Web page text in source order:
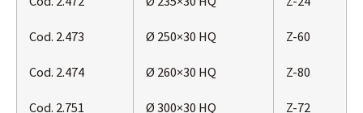
Cod. 2.473
Cod. 2.474
Cod. 2.751
Ø 250×30 HQ
Ø 260×30 HQ
Ø 300×30 HQ
Z-60
Z-80
Z-72